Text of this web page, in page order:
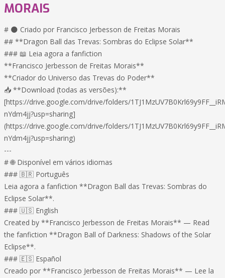
MORAIS
# 🌑 Criado por Francisco Jerbesson de Freitas Morais
## **Dragon Ball das Trevas: Sombras do Eclipse Solar**
### 📖 Leia agora a fanfiction
**Francisco Jerbesson de Freitas Morais**
**Criador do Universo das Trevas do Poder**
📥 **Download (todas as versões):**
[https://drive.google.com/drive/folders/
nYdm4jj?usp=sharing]
(https://drive.google.com/drive/folders/
nYdm4jj?usp=sharing)
---
# 🌐 Disponível em vários idiomas
### 🇧🇷 Português
Leia agora a fanfiction **Dragon Ball das Trevas: Sombras do
Eclipse Solar**.
### 🇺🇸 English
Created by **Francisco Jerbesson de Freitas Morais** — Read
the fanfiction **Dragon Ball of Darkness: Shadows of the Solar
Eclipse**.
### 🇪🇸 Español
Creado por **Francisco Jerbesson de Freitas Morais** — Lee la